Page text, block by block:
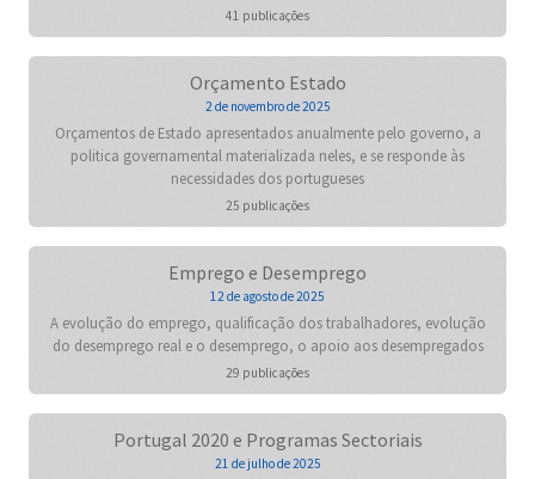
41 publicações
Orçamento Estado
2 de novembro de 2025
Orçamentos de Estado apresentados anualmente pelo governo, a
politica governamental materializada neles, e se responde às
necessidades dos portugueses
25 publicações
Emprego e Desemprego
12 de agosto de 2025
A evolução do emprego, qualificação dos trabalhadores, evolução
do desemprego real e o desemprego, o apoio aos desempregados
29 publicações
Portugal 2020 e Programas Sectoriais
21 de julho de 2025